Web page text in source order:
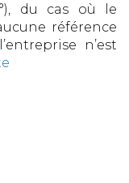
du cas où le
référence
n’est